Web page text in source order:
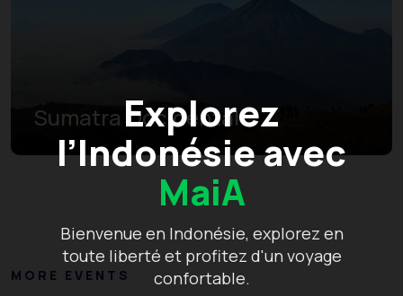
Explorez
l’Indonésie avec
MaiA
Bienvenue en Indonésie, explorez en
toute liberté et profitez d'un voyage
confortable.
Sumatra Occidental
MORE EVENTS